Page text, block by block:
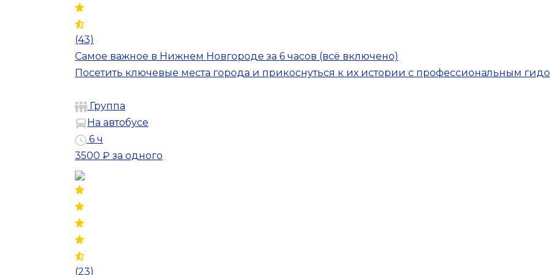
(43)
Самое важное в Нижнем Новгороде за 6 часов (всё включено)
Посетить ключевые места города и прикоснуться к их истории с профессиональным
Группа
На автобусе
6 ч
3500 ₽ за одного
(23)